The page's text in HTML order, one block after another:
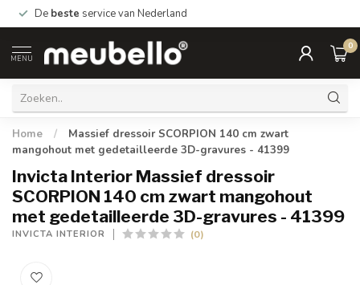
De beste service van Nederland
MENU
0
Home /
Massief dressoir SCORPION 140 cm zwart
mangohout met gedetailleerde 3D-gravures - 41399
Invicta Interior Massief dressoir
SCORPION 140 cm zwart mangohout
met gedetailleerde 3D-gravures - 41399
INVICTA INTERIOR (0)